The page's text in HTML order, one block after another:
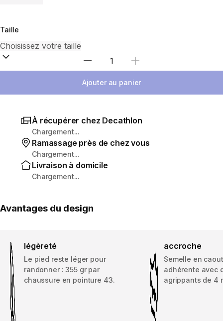
Taille
Sélectionnez la quantité
Ajouter au panier
À récupérer chez Decathlon
Chargement...
Ramassage près de chez vous
Chargement...
Livraison à domicile
Chargement...
Avantages du design
légèreté
Le pied reste léger pour
randonner : 355 gr par
chaussure en pointure 43.
accroche
Semelle en
adhérente avec
agrippants de 4